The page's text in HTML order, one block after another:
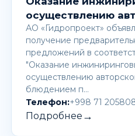
осуществлению
АО «Гидропроект»
получение
предложений в
"Оказание
осуществлению
блюдением п…
Телефон:+998 71
Подробнее →